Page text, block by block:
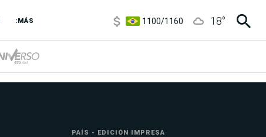
:MÁS
3,8/4
18°
PAÍS - EDICIÓN IMPRESA